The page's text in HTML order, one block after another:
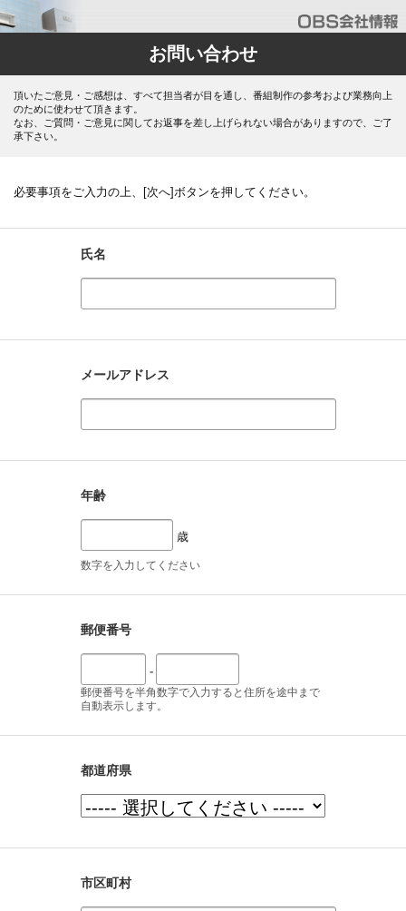
お問い合わせ
頂いたご意見・ご感想は、すべて担当者が目を通し、番組制作の参考および業務向上
のために使わせて頂きます。
なお、ご質問・ご意見に関してお返事を差し上げられない場合がありますので、ご了
承下さい。
必要事項をご入力の上、[次へ]ボタンを押してください。
氏名
メールアドレス
年齢
歳
数字を入力してください
郵便番号
-
郵便番号を半角数字で入力すると住所を途中まで
自動表示します。
都道府県
市区町村